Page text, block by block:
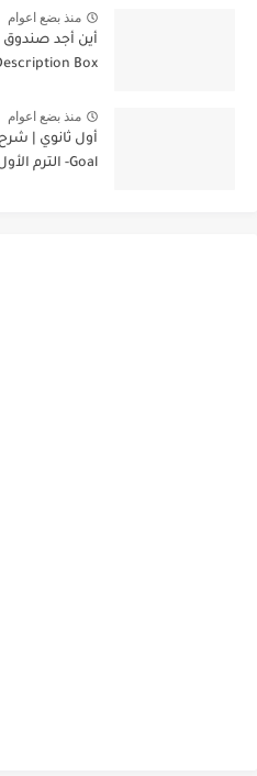
منذ بضع اعوام
أين أجد
Box
منذ بضع اعوام
Goal- الترم الأول Grammar الفصل الدراسي الأول